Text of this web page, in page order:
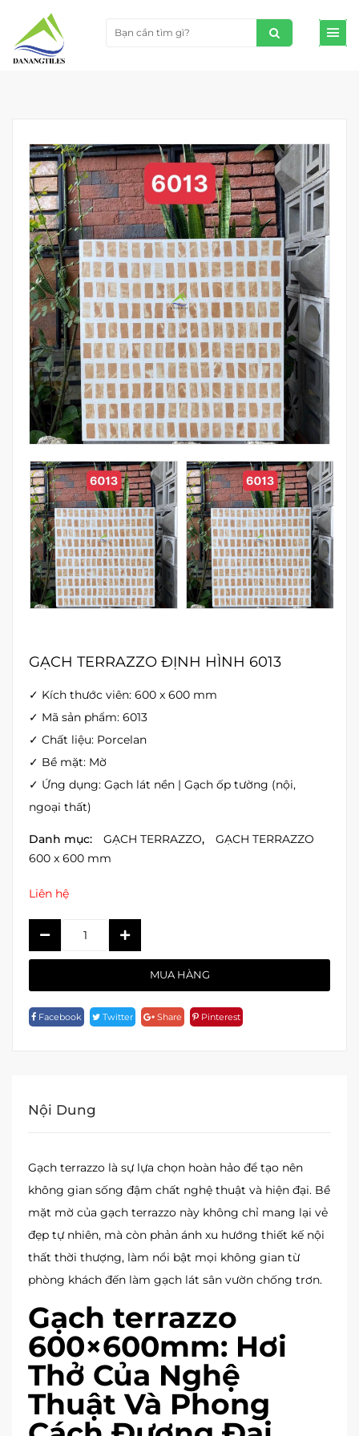
GẠCH TERRAZZO ĐỊNH HÌNH 6013
✓ Kích thước viên: 600 x 600 mm
✓ Mã sản phẩm: 6013
✓ Chất liệu: Porcelan
✓ Bề mặt: Mờ
✓ Ứng dụng: Gạch lát nền | Gạch ốp tường (nội,
ngoại thất)
Danh mục: GẠCH TERRAZZO,
GẠCH TERRAZZO
600 x 600 mm
Liên hệ
6013
Quantity
MUA HÀNG
Facebook Twitter Share Pinterest
Nội Dung
Gạch terrazzo là sự lựa chọn hoàn hảo để tạo nên
không gian sống đậm chất nghệ thuật và hiện đại. Bề
mặt mờ của gạch terrazzo này không chỉ mang lại vẻ
đẹp tự nhiên, mà còn phản ánh xu hướng thiết kế nội
thất thời thượng, làm nổi bật mọi không gian từ
phòng khách đến làm gạch lát sân vườn chống trơn.
Gạch terrazzo
600×600mm: Hơi
Thở Của Nghệ
Thuật Và Phong